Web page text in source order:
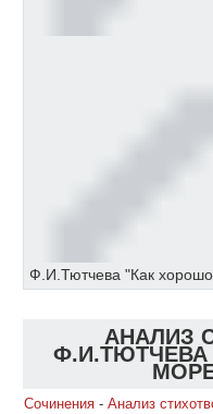
Ф.И.Тютчева "Как
АНАЛИЗ
Сочинения - Анализ